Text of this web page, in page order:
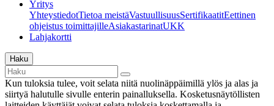
Yritys
YhteystiedotTietoa meistäVastuullisuusSertifikaatitEettinen
ohjeistus toimittajilleAsiakastarinatUKK
Lahjakortti
Haku
Kun tuloksia tulee, voit selata niitä nuolinäppäimillä ylös ja alas ja
siirtyä halutulle sivulle enterin painalluksella. Kosketusnäytöllisten